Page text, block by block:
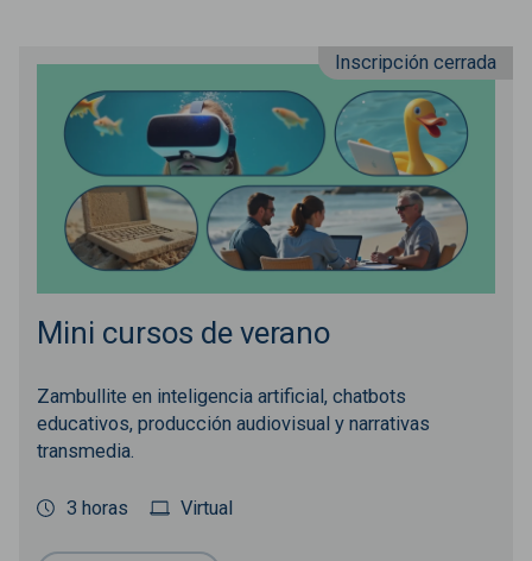
Inscripción cerrada
Mini cursos de verano
Zambullite en inteligencia artificial, chatbots
educativos, producción audiovisual y narrativas
transmedia.
3 horas Virtual